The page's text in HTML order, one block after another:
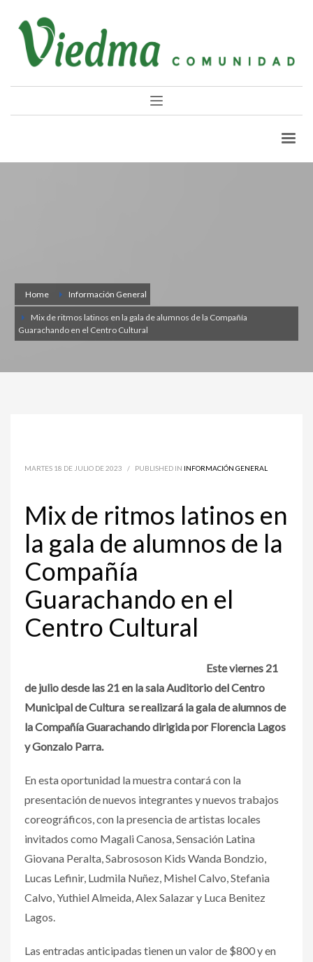
Home Información General
Mix de ritmos latinos en la gala de alumnos de la Compañía
Guarachando en el Centro Cultural
MARTES 18 DE JULIO DE 2023 / PUBLISHED IN INFORMACIÓN GENERAL
Mix de ritmos latinos en
la gala de alumnos de la
Compañía
Guarachando en el
Centro Cultural
Este viernes 21
de julio desde las 21 en la sala Auditorio del Centro
Municipal de Cultura se realizará la gala de alumnos de
la Compañía Guarachando dirigida por Florencia Lagos
y Gonzalo Parra.
En esta oportunidad la muestra contará con la
presentación de nuevos integrantes y nuevos trabajos
coreográficos, con la presencia de artistas locales
invitados como Magali Canosa, Sensación Latina
Giovana Peralta, Sabrososon Kids Wanda Bondzio,
Lucas Lefinir, Ludmila Nuñez, Mishel Calvo, Stefania
Calvo, Yuthiel Almeida, Alex Salazar y Luca Benitez
Lagos.
Las entradas anticipadas tienen un valor de $800 y en